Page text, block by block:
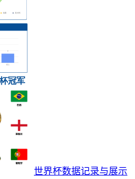
世界杯数据记录与展示